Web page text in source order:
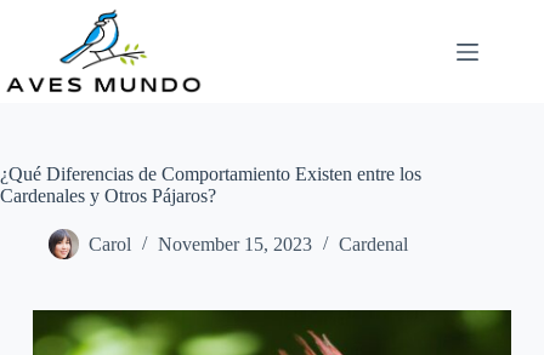
¿Qué Diferencias de Comportamiento Existen entre los
Cardenales y Otros Pájaros?
Carol November 15, 2023 Cardenal